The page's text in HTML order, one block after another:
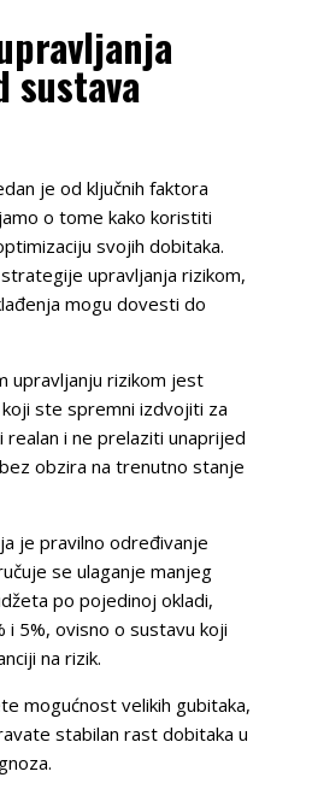
sustava
je od ključnih faktora
o tome kako koristiti
svojih dobitaka.
upravljanja rizikom,
mogu dovesti do
upravljanju rizikom jest
ste spremni izdvojiti za
realan i ne prelaziti unaprijed
obzira na trenutno stanje
je pravilno određivanje
se ulaganje manjeg
po pojedinoj okladi,
i 5%, ovisno o sustavu koji
na rizik.
mogućnost velikih gubitaka,
stabilan rast dobitaka u